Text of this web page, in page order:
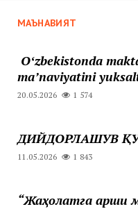
МАЪНАВИЯТ
Oʻzbekistonda
maʼnaviyatini
20.05.2026 1 574
ДИЙДОРЛАШУВ
11.05.2026 1 843
“Жаҳолатга қарши